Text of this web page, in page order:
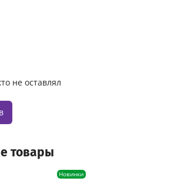
не оставлял
товары
Новинки